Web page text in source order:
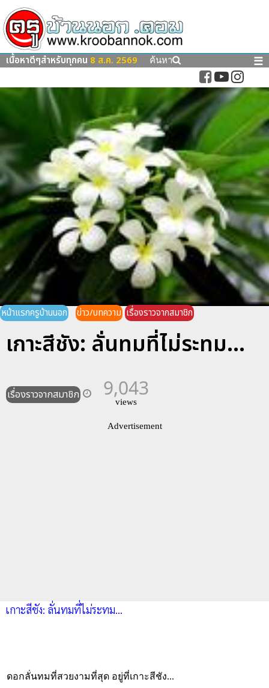
เนื้อหาดีๆสำหรับทุกคน 8 ส.ค. 2569 ค้นหา ☰
หน้าแรกครูบ้านนอก ข่าว/บทความ เรื่องราวจากสมาชิก
เกาะสีชัง: ลั่นทมที่ไม่ระทม...
เรื่องราวจากสมาชิก 9,043
views
Advertisement
เกาะสีชัง: ลั่นทมที่ไม่ระทม...
ดอกลั่นทมที่สวยงามที่สุด อยู่ที่เกาะสีชัง...